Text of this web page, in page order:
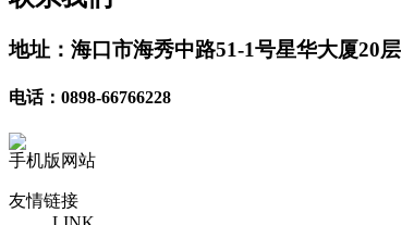
地址：海口市海秀中路51-1号星华大厦20层
电话：0898-66766228
手机版网站
友情链接